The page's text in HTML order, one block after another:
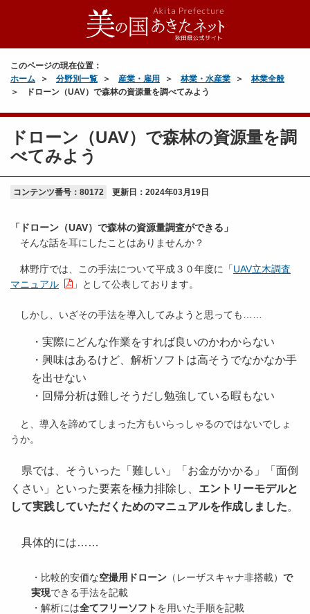
このページの現在位置：
ホーム
分野別一覧 産業・雇用 林業・水産業
林業全般
ドローン（UAV）で森林の資源量を調べてみよう
ドローン（UAV）で森林の資源量を調
べてみよう
コンテンツ番号：80172 更新日： 2024年03月19日
「ドローン（UAV）で森林の資源量調査ができる」
そんな話を耳にしたことはありませんか？
林野庁では、この手法について平成３０年度に「UAV立木調査
マニュアル
」として公表しております。
しかし、いざその手法を導入してみようと思っても……
・実際にどんな作業をすれば良いのかわからない
・興味はあるけど、解析ソフトは高そうでなかなか手
を出せない
・回帰分析は難しそうだし勉強している暇もない
と、導入を諦めてしまった方もいらっしゃるのではないでしょ
うか。
県では、そういった「難しい」「お金がかかる」「面倒
くさい」といった要素を極力排除し、 エントリーモデルと
して実践していただくためのマニュアルを作成しました。
具体的には……
・比較的安価な空撮用ドローン （レーザスキャナ非搭載） で
実現できる手法を記載
・解析には全てフリーソフトを用いた手順を記載